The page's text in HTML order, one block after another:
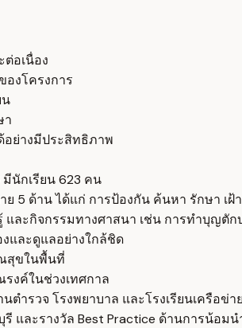
อเนื่อง
งโครงการ
า
อย่างมีประสิทธิภาพ
นักเรียน 623 คน
5 ด้าน ได้แก่ การป้องกัน ค้นหา รักษา เฝ้
ละกิจกรรมทางศาสนา เช่น การทำบุญตัก
และดูแลอย่างใกล้ชิด
สุขในพื้นที่
งค์ในช่วงเทศกาล
ำรวจ โรงพยาบาล และโรงเรียนเครือข่าย
และรางวัล Best Practice ด้านการน้อม